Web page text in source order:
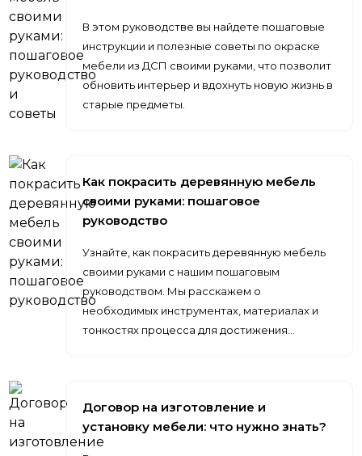
В этом руководстве вы найдете пошаговые
инструкции и полезные советы по окраске
мебели из ДСП своими руками, что позволит
обновить интерьер и вдохнуть новую жизнь в
старые предметы.
Как покрасить деревянную мебель
своими руками: пошаговое
руководство
Узнайте, как покрасить деревянную мебель
своими руками с нашим пошаговым
руководством. Мы расскажем о
необходимых инструментах, материалах и
тонкостях процесса для достижения…
Договор на изготовление и
установку мебели: что нужно знать?